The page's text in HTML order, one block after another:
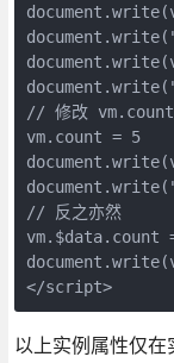
// 修改
vm.count = 5
// 反之亦然
vm.$data.count
</script>
以上实例属性仅